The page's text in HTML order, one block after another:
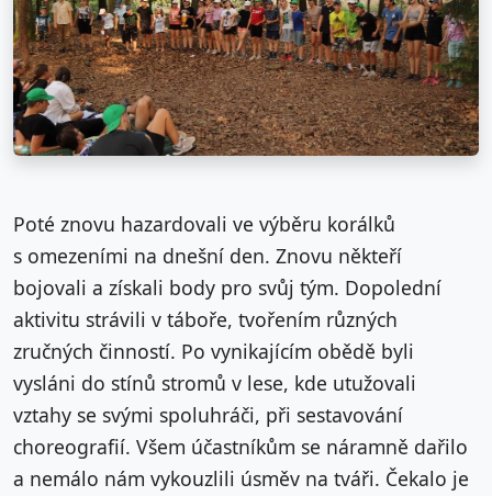
Poté znovu hazardovali ve výběru korálků
s omezeními na dnešní den. Znovu někteří
bojovali a získali body pro svůj tým. Dopolední
aktivitu strávili v táboře, tvořením různých
zručných činností. Po vynikajícím obědě byli
vysláni do stínů stromů v lese, kde utužovali
vztahy se svými spoluhráči, při sestavování
choreografií. Všem účastníkům se náramně dařilo
a nemálo nám vykouzlili úsměv na tváři. Čekalo je